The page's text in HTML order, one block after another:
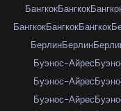
БангкокБангкок
БангкокБангкокБангкок
БерлинБерлин
Буэнос-Айрес
Буэнос-Айрес
Буэнос-Айрес